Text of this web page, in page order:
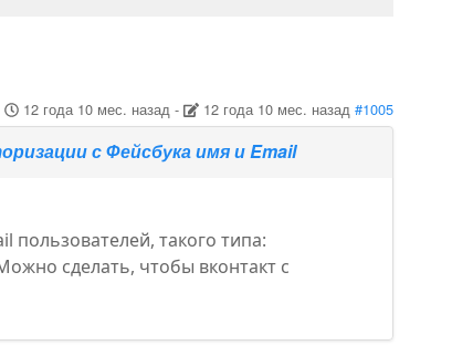
12 года 10 мес. назад- 12 года 10 мес. назад #1005
с Фейсбука имя и Email
пользователей, такого типа:
сделать, чтобы вконтакт с